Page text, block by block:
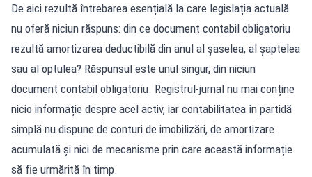
De aici rezultă întrebarea esențială la care legislația actuală
nu oferă niciun răspuns: din ce document contabil obligatoriu
rezultă amortizarea deductibilă din anul al șaselea, al șaptelea
sau al optulea? Răspunsul este unul singur, din niciun
document contabil obligatoriu. Registrul-jurnal nu mai conține
nicio informație despre acel activ, iar contabilitatea în partidă
simplă nu dispune de conturi de imobilizări, de amortizare
acumulată și nici de mecanisme prin care această informație
să fie urmărită în timp.